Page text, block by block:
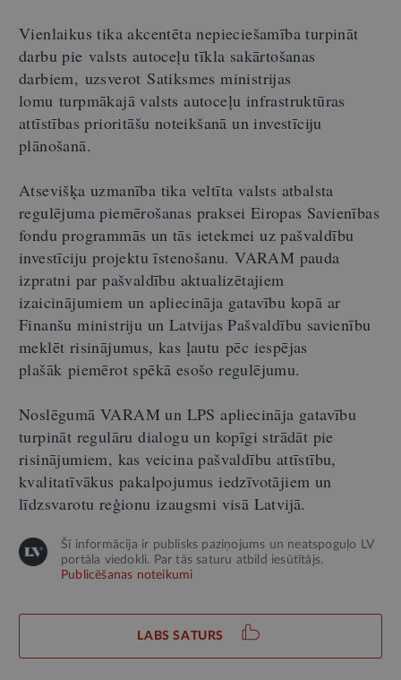
Vienlaikus tika akcentēta nepieciešamība turpināt
darbu pie valsts autoceļu tīkla sakārtošanas
darbiem, uzsverot Satiksmes ministrijas
lomu turpmākajā valsts autoceļu infrastruktūras
attīstības prioritāšu noteikšanā un investīciju
plānošanā.
Atsevišķa uzmanība tika veltīta valsts atbalsta
regulējuma piemērošanas praksei Eiropas Savienības
fondu programmās un tās ietekmei uz pašvaldību
investīciju projektu īstenošanu. VARAM pauda
izpratni par pašvaldību aktualizētajiem
izaicinājumiem un apliecināja gatavību kopā ar
Finanšu ministriju un Latvijas Pašvaldību savienību
meklēt risinājumus, kas ļautu pēc iespējas
plašāk piemērot spēkā esošo regulējumu.
Noslēgumā VARAM un LPS apliecināja gatavību
turpināt regulāru dialogu un kopīgi strādāt pie
risinājumiem, kas veicina pašvaldību attīstību,
kvalitatīvākus pakalpojumus iedzīvotājiem un
līdzsvarotu reģionu izaugsmi visā Latvijā.
Šī informācija ir publisks paziņojums un neatspoguļo LV
portāla viedokli. Par tās saturu atbild iesūtītājs.
Publicēšanas noteikumi
LABS SATURS